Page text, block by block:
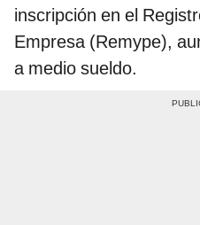
inscripción en el
Empresa (Remype),
a medio sueldo.